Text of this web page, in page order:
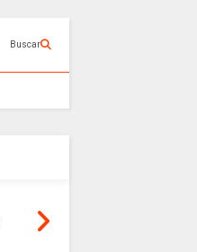
Buscar